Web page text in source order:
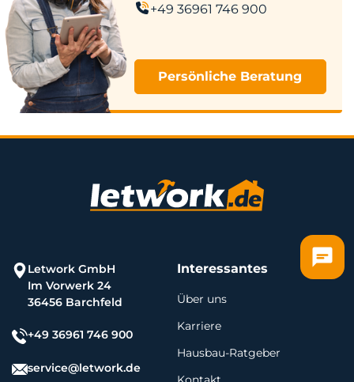
+49 36961 746 900
Persönliche Beratung
Letwork GmbH
Im Vorwerk 24
36456 Barchfeld
+49 36961 746 900
service@letwork.de
Interessantes
Über uns
Karriere
Hausbau-Ratgeber